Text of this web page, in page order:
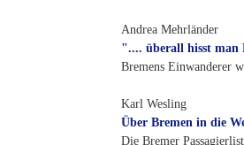
Andrea Mehrländer
".... überall hisst man
Bremens Einwanderer
Karl Wesling
Über Bremen in die
Die Bremer